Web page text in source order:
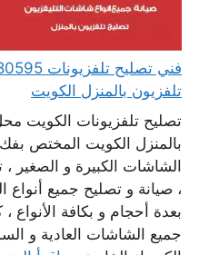
تلفزيون بالمنزل الكويت
تصليح تلفزيونات الكويت
بالمنزل الكويت المختص بفك
الشاشات الكبيرة و الصغير
، صيانة و تصليح جميع أنواع
بعدة أحجام و بكافة الأنواع
جميع الشاشات العادية و